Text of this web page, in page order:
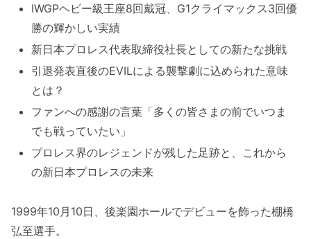
IWGPヘビー級王座8回戴冠、G1クライマックス3回優
勝の輝かしい実績
新日本プロレス代表取締役社長としての新たな挑戦
引退発表直後のEVILによる襲撃劇に込められた意味
とは？
ファンへの感謝の言葉「多くの皆さまの前でいつま
でも戦っていたい」
プロレス界のレジェンドが残した足跡と、これから
の新日本プロレスの未来
1999年10月10日、後楽園ホールでデビューを飾った棚橋
弘至選手。